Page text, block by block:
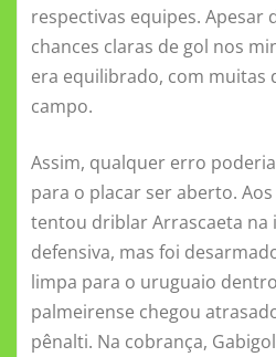
respectivas equipes. Apesar
chances claras de gol nos
era equilibrado, com muitas
campo.
Assim, qualquer erro
para o placar ser aberto.
tentou driblar Arrascaeta na
defensiva, mas foi
limpa para o uruguaio
palmeirense chegou
pênalti. Na cobrança,